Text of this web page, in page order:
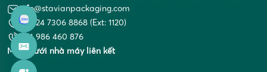
info@stavianpackaging.com
+84 24 7306 8868 (Ext: 1120)
+84 986 460 876
Mạng lưới nhà máy liên kết